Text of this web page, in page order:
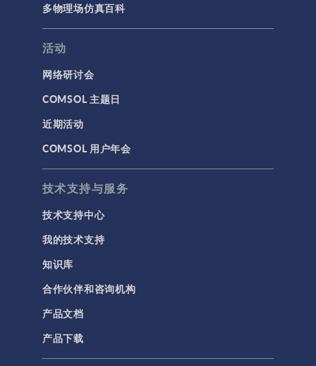
仿真 App
基于方程建模
安装与许可证管理
建模工具和定义
材料
物理场接口
用户界面
研究与求解器
简介
结果与可视化
网格
集群计算和云计算
多物理场仿真百科
活动
网络研讨会
COMSOL 主题日
近期活动
COMSOL 用户年会
技术支持与服务
技术支持中心
我的技术支持
知识库
合作伙伴和咨询机构
产品文档
产品下载